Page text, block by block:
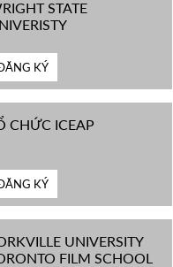
STATE
KÝ
CHỨC ICEAP
KÝ
UNIVERSITY
FILM SCHOOL